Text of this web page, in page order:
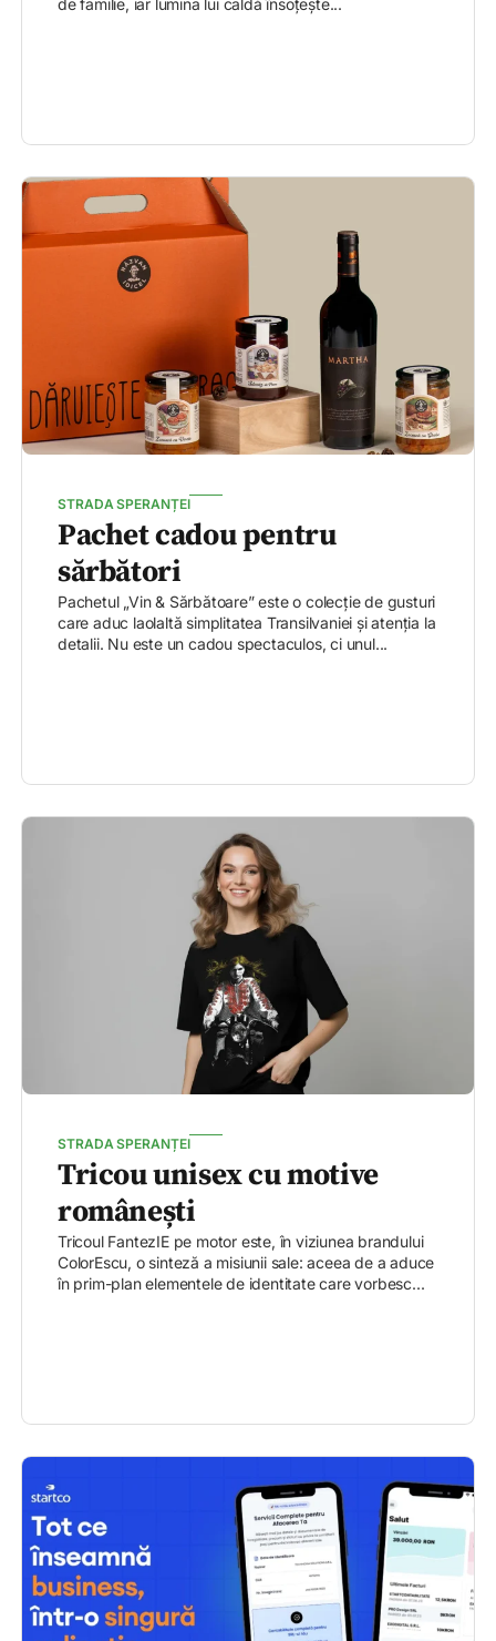
de familie, iar lumina lui caldă însoțește...
STRADA SPERANȚEI
Pachet cadou pentru
sărbători
Pachetul „Vin & Sărbătoare” este o colecție de gusturi
care aduc laolaltă simplitatea Transilvaniei și atenția la
detalii. Nu este un cadou spectaculos, ci unul...
STRADA SPERANȚEI
Tricou unisex cu motive
românești
Tricoul FantezIE pe motor este, în viziunea brandului
ColorEscu, o sinteză a misiunii sale: aceea de a aduce
în prim-plan elementele de identitate care vorbesc...